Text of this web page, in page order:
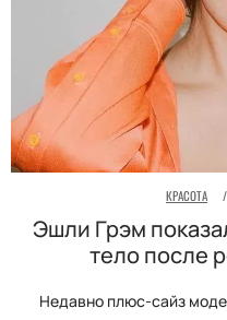
КРАСОТА /
Эшли Грэм
тело после
Недавно плюс-сайз